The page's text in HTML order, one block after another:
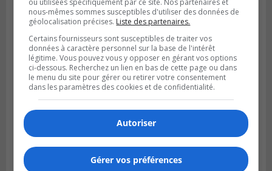
GREENFIELD PARK
Publié le 31 juillet 2026 à 16h45
Des firmes de Longueuil vont participer
aux méga-travaux de l’hôpital Charles-
Le Moyne
ou utilisées spécifiquement par ce site. Nos partenaires et
nous-mêmes sommes susceptibles d'utiliser des données de
géolocalisation précises. Liste des partenaires.
Certains fournisseurs sont susceptibles de traiter vos
données à caractère personnel sur la base de l'intérêt
légitime. Vous pouvez vous y opposer en gérant vos options
ci-dessous. Recherchez un lien en bas de cette page ou dans
le menu du site pour gérer ou retirer votre consentement
dans les paramètres des cookies et de confidentialité.
Autoriser
Gérer vos préférences